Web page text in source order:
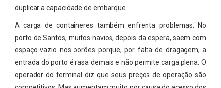
duplicar a capacidade de embarque.
A carga de containeres também enfrenta problemas. No
porto de Santos, muitos navios, depois da espera, saem com
espaço vazio nos porões porque, por falta de dragagem, a
entrada do porto é rasa demais e não permite carga plena. O
operador do terminal diz que seus preços de operação são